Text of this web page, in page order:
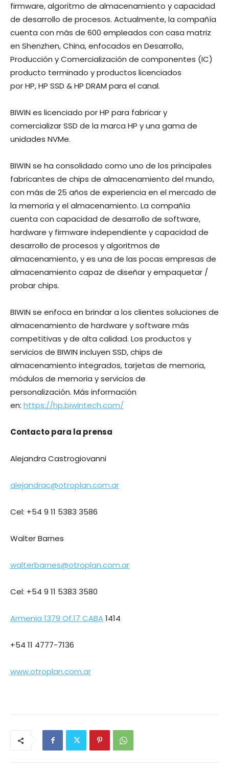
firmware, algoritmo de almacenamiento y capacidad
de desarrollo de procesos. Actualmente, la compañía
cuenta con más de 600 empleados con casa matriz
en Shenzhen, China, enfocados en Desarrollo,
Producción y Comercialización de componentes (IC)
producto terminado y productos licenciados
por HP, HP SSD & HP DRAM para el canal.
BIWIN es licenciado por HP para fabricar y
comercializar SSD de la marca HP y una gama de
unidades NVMe.
BIWIN se ha consolidado como uno de los principales
fabricantes de chips de almacenamiento del mundo,
con más de 25 años de experiencia en el mercado de
la memoria y el almacenamiento. La compañía
cuenta con capacidad de desarrollo de software,
hardware y firmware independiente y capacidad de
desarrollo de procesos y algoritmos de
almacenamiento, y es una de las pocas empresas de
almacenamiento capaz de diseñar y empaquetar /
probar chips.
BIWIN se enfoca en brindar a los clientes soluciones de
almacenamiento de hardware y software más
competitivas y de alta calidad. Los productos y
servicios de BIWIN incluyen SSD, chips de
almacenamiento integrados, tarjetas de memoria,
módulos de memoria y servicios de
personalización. Más información
en: https://hp.biwintech.com/
Contacto para la prensa
Alejandra Castrogiovanni
alejandrac@otroplan.com.ar
Cel: +54 9 11 5383 3586
Walter Barnes
walterbarnes@otroplan.com.ar
Cel: +54 9 11 5383 3580
Armenia 1379 Of.17 CABA1414
+54 11 4777-7136
www.otroplan.com.ar